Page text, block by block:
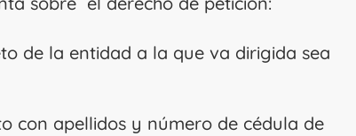
de la entidad a la que va dirigida sea
con apellidos y número de cédula de